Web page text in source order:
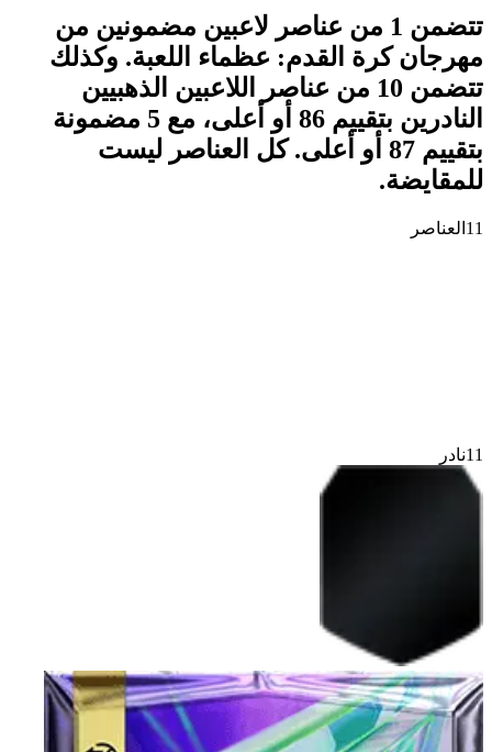
تتضمن 1 من عناصر لاعبين مضمونين من
مهرجان كرة القدم: عظماء اللعبة. وكذلك
تتضمن 10 من عناصر اللاعبين الذهبيين
النادرين بتقييم 86 أو أعلى، مع 5 مضمونة
بتقييم 87 أو أعلى. كل العناصر ليست
للمقايضة.
11 العناصر
11نادر